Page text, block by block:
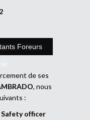
Foreurs
de ses
, nous
:
officer